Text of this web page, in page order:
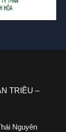
TRIỀU –
Nguyên